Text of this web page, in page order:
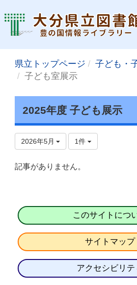
県立トップページ
子ども・
子ども室展示
2025年度 子ども展示
2026年5月 1件
記事がありません。
このサイトにつ
サイトマップ
アクセシビリテ